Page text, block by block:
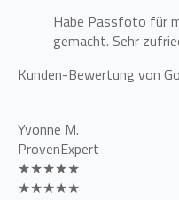
Habe Passfoto für
gemacht. Sehr
Kunden-Bewertung von
Yvonne M.
ProvenExpert
★★★★★
★★★★★